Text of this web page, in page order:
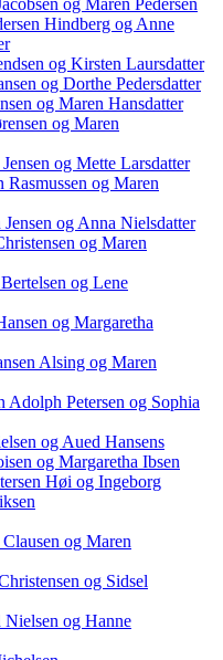
og Maren Pedersen
Hindberg og Anne
og Kirsten Laursdatter
og Dorthe Pedersdatter
og Maren Hansdatter
og Maren
og Mette Larsdatter
Rasmussen og Maren
og Anna Nielsdatter
og Maren
og Lene
og Margaretha
Alsing og Maren
Adolph Petersen og Sophia
og Aued Hansens
og Margaretha Ibsen
Høi og Ingeborg
og Maren
og Sidsel
og Hanne